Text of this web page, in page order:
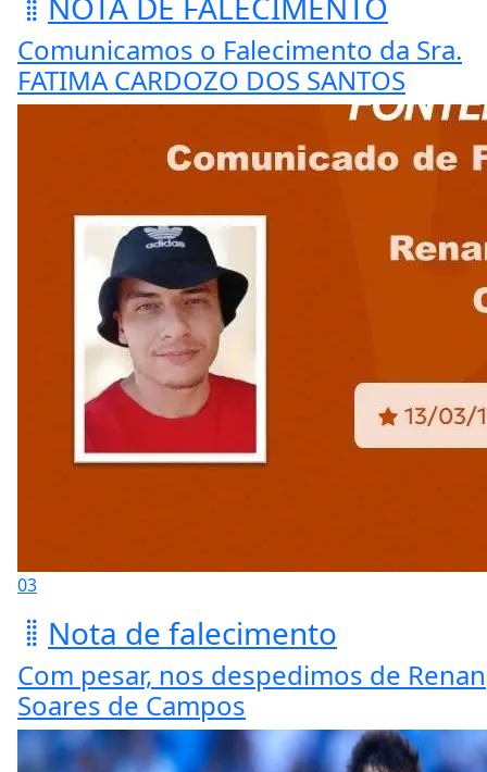
Comunicamos o Falecimento da Sra.
FATIMA CARDOZO DOS SANTOS
03
Nota de falecimento
Com pesar, nos despedimos de Renan
Soares de Campos